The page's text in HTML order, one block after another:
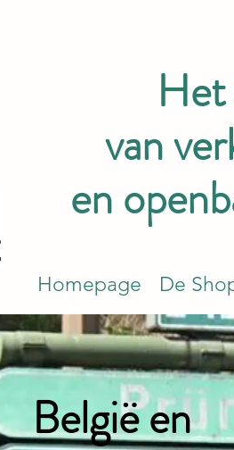
van
en
Homepage De
België en